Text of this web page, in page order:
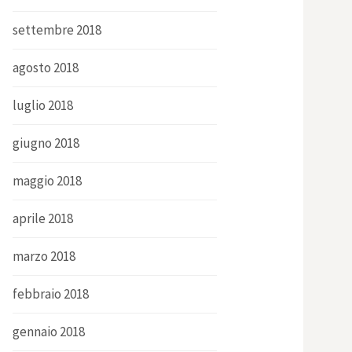
settembre 2018
agosto 2018
luglio 2018
giugno 2018
maggio 2018
aprile 2018
marzo 2018
febbraio 2018
gennaio 2018